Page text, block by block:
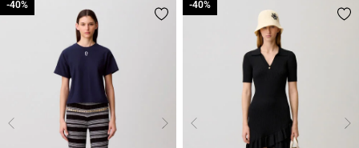
-40%
-40% -40%
-40%